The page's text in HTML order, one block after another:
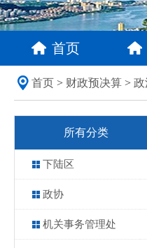
首页
首页 > 财政预决算 > 政
所有分类
下陆区
政协
机关事务管理处